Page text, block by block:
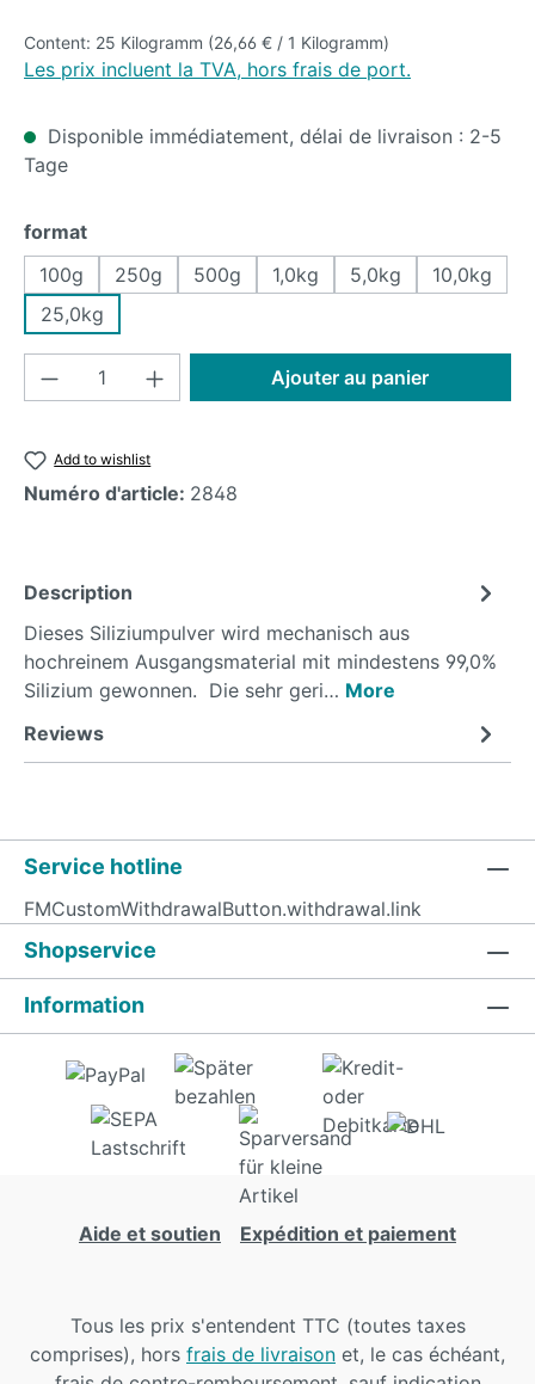
Content: 25 Kilogramm (26,66 € / 1 Kilogramm)
Les prix incluent la TVA, hors frais de port.
Disponible immédiatement, délai de livraison : 2-5
Tage
Select
format
100g
250g 500g 1,0kg 5,0kg
10,0kg
25,0kg
Product Quantity: Enter the desired
Ajouter au panier
Add to wishlist
Numéro d'article: 2848
Description
Dieses Siliziumpulver wird mechanisch aus
hochreinem Ausgangsmaterial mit mindestens 99,0%
Silizium gewonnen. Die sehr geri… More
Reviews
Service hotline
FMCustomWithdrawalButton.withdrawal.link
Shopservice
Information
Aide et soutien Expédition et paiement
Tous les prix s'entendent TTC (toutes taxes
comprises), hors frais de livraison et, le cas échéant,